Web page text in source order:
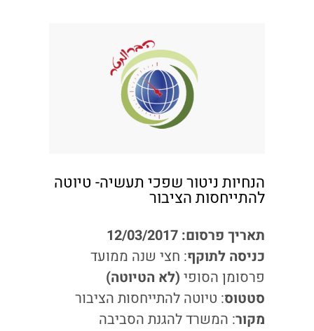
הנחיות ניטור שפכי תעשיה- טיוטה
להתייחסות הציבור
תאריך פרסום: 12/03/2017
כניסה לתוקף: חצי שנה ממועד
פרסומן הסופי (לא הטיוטה)
סטטוס: טיוטה להתייחסות הציבור
מקור: המשרד להגנת הסביבה